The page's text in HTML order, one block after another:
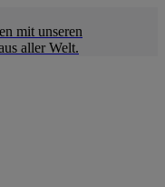
mit unseren
aller Welt.